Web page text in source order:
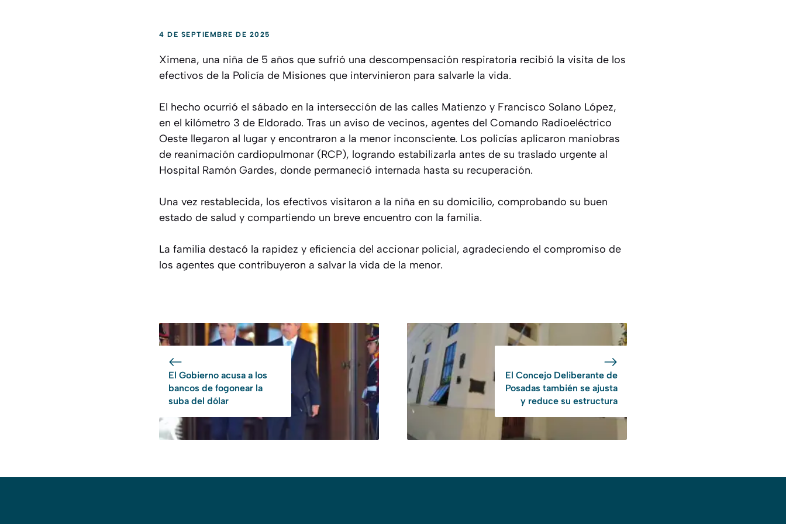
4 DE SEPTIEMBRE DE 2025
Ximena, una niña de 5 años que sufrió una descompensación respiratoria recibió la visita de los
efectivos de la Policía de Misiones que intervinieron para salvarle la vida.
El hecho ocurrió el sábado en la intersección de las calles Matienzo y Francisco Solano López,
en el kilómetro 3 de Eldorado. Tras un aviso de vecinos, agentes del Comando Radioeléctrico
Oeste llegaron al lugar y encontraron a la menor inconsciente. Los policías aplicaron maniobras
de reanimación cardiopulmonar (RCP), logrando estabilizarla antes de su traslado urgente al
Hospital Ramón Gardes, donde permaneció internada hasta su recuperación.
Una vez restablecida, los efectivos visitaron a la niña en su domicilio, comprobando su buen
estado de salud y compartiendo un breve encuentro con la familia.
La familia destacó la rapidez y eficiencia del accionar policial, agradeciendo el compromiso de
los agentes que contribuyeron a salvar la vida de la menor.
El Gobierno acusa a los
bancos de fogonear la
suba del dólar
El Concejo Deliberante de
Posadas también se ajusta
y reduce su estructura